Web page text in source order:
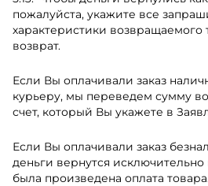
пожалуйста, укажите все
характеристики возвращаемого
возврат.
Если Вы оплачивали заказ
курьеру, мы переведем сумму
счет, который Вы укажете в
Если Вы оплачивали заказ
деньги вернутся исключительно
была произведена оплата